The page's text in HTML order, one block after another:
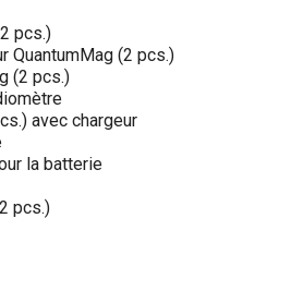
pcs.)
QuantumMag (2 pcs.)
(2 pcs.)
avec chargeur
la batterie
pcs.)